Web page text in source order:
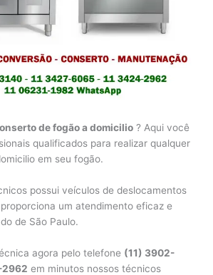
de fogão a domicilio ? Aqui você
qualificados para realizar qualquer
em seu fogão.
possui veículos de deslocamentos
um atendimento eficaz e
de São Paulo.
agora pelo telefone (11) 3902-
2962 em minutos nossos técnicos